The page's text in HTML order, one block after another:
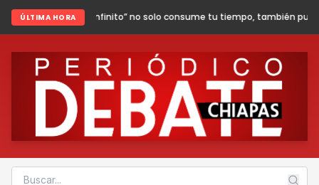
ÚLTIMA HORA
no solo consume tu tiempo, también puede poner en riesgo tu